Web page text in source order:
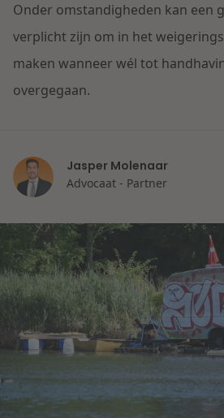
Aansprakelijkheid &
Litigation
Lees meer
Onder omstandigheden kan een
verplicht zijn om in het
maken wanneer wél tot
overgegaan.
Jasper Molenaar
Advocaat - Partner